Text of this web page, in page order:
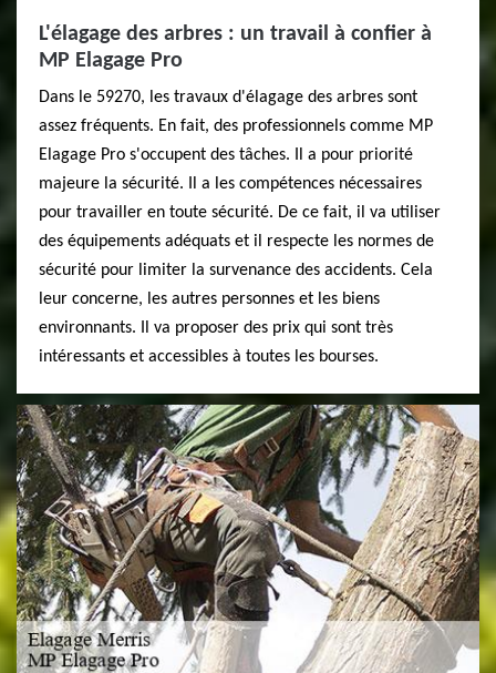
L'élagage des arbres : un travail à confier à
MP Elagage Pro
Dans le 59270, les travaux d'élagage des arbres sont
assez fréquents. En fait, des professionnels comme MP
Elagage Pro s'occupent des tâches. Il a pour priorité
majeure la sécurité. Il a les compétences nécessaires
pour travailler en toute sécurité. De ce fait, il va utiliser
des équipements adéquats et il respecte les normes de
sécurité pour limiter la survenance des accidents. Cela
leur concerne, les autres personnes et les biens
environnants. Il va proposer des prix qui sont très
intéressants et accessibles à toutes les bourses.